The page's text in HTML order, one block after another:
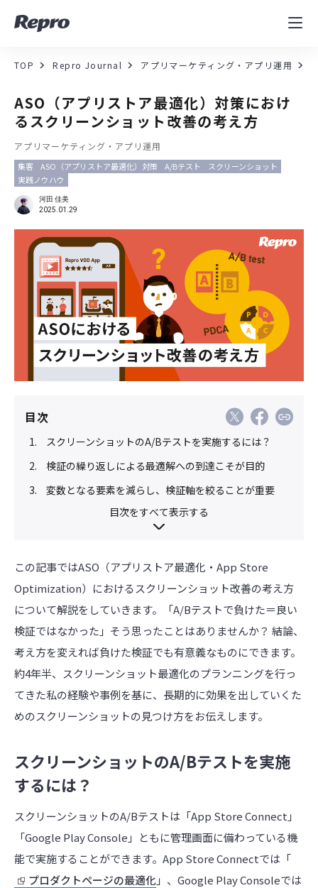
MAツール
コンサルティング
導入事例
セミナー／イベント
資料／コンテンツ
資料ダウンロード 料金・お問合せ
TOP Repro Journal アプリマーケティング・アプリ運用
ASO（アプリストア最適化）対策におけ
るスクリーンショット改善の考え方
アプリマーケティング・アプリ運用
集客 ASO（アプリストア最適化）対策 A/Bテスト
スクリーンショット
実践ノウハウ
河田 佳美
2025.01.29
目次
スクリーンショットのA/Bテストを実施するには？
検証の繰り返しによる最適解への到達こそが目的
変数となる要素を減らし、検証軸を絞ることが重要
目次をすべて表示する
この記事ではASO（アプリストア最適化・App Store
Optimization）におけるスクリーンショット改善の考え方
について解説をしていきます。「A/Bテストで負けた＝良い
検証ではなかった」そう思ったことはありませんか？ 結論、
考え方を変えれば負けた検証でも有意義なものにできます。
約4年半、スクリーンショット最適化のプランニングを行っ
てきた私の経験や事例を基に、長期的に効果を出していくた
めのスクリーンショットの見つけ方をお伝えします。
スクリーンショットのA/Bテストを実施
するには？
スクリーンショットのA/Bテストは「App Store Connect」
「Google Play Console」ともに管理画面に備わっている機
能で実施することができます。App Store Connectでは「
プロダクトページの最適化」、Google Play Consoleでは